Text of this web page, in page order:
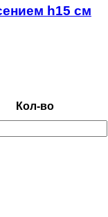
h15 см
Кол-во